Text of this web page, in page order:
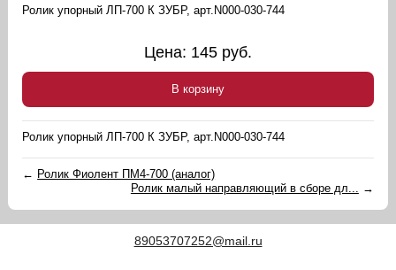
Ролик упорный ЛП-700 К ЗУБР, арт.N000-030-744
Цена: 145 руб.
В корзину
Ролик упорный ЛП-700 К ЗУБР, арт.N000-030-744
← Ролик Фиолент ПМ4-700 (аналог)
Ролик малый направляющий в сборе дл... →
89053707252@mail.ru